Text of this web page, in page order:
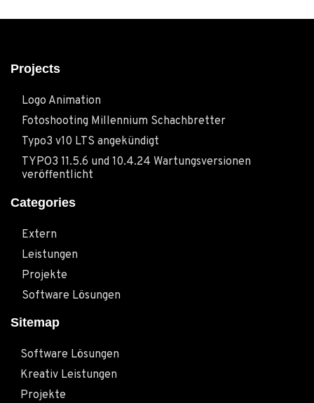
Projects
Logo Animation
Fotoshooting Millennium Schachbretter
Typo3 v10 LTS angekündigt
TYPO3 11.5.6 und 10.4.24 Wartungsversionen
veröffentlicht
Categories
Extern
Leistungen
Projekte
Software Lösungen
Sitemap
Software Lösungen
Kreativ Leistungen
Projekte